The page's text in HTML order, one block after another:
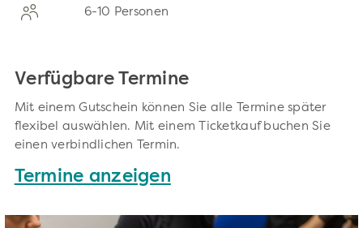
6-10 Personen
Verfügbare Termine
Mit einem Gutschein können Sie alle Termine später
flexibel auswählen. Mit einem Ticketkauf buchen Sie
einen verbindlichen Termin.
Termine anzeigen